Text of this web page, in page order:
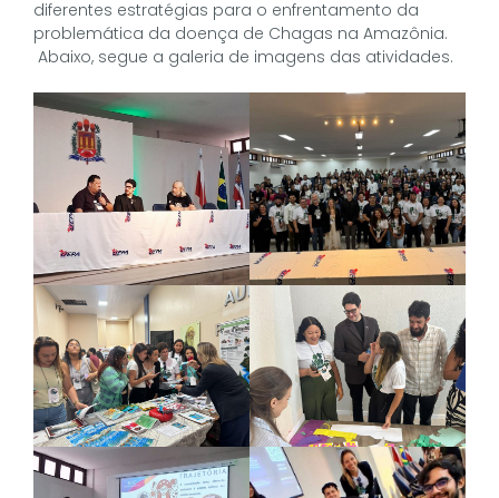
diferentes estratégias para o enfrentamento da
problemática da doença de Chagas na Amazônia.
Abaixo, segue a galeria de imagens das atividades.